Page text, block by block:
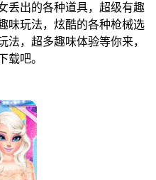
丢出的各种道具，超级有趣
味玩法，炫酷的各种枪械选
法，超多趣味体验等你来，
载吧。